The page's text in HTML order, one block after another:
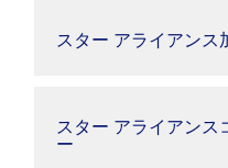
スター アライアンス
スター アライアンス
ー